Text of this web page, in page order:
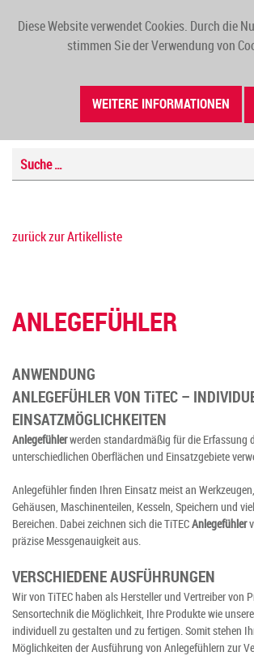
Diese Website verwendet Cookies. Durch die
stimmen Sie der Verwendung von
WEITERE INFORMATIONEN
zurück zur Artikelliste
ANLEGEFÜHLER
ANWENDUNG
ANLEGEFÜHLER VON TiTEC –
EINSATZMÖGLICHKEITEN
Anlegefühlerwerden standardmäßig für die Erfassung
unterschiedlichen Oberflächen und Einsatzgebiete
Anlegefühler finden Ihren Einsatz meist an
Gehäusen, Maschinenteilen, Kesseln, Speichern und
Bereichen. Dabei zeichnen sich die TiTECAnlegefühler
präzise Messgenauigkeit aus.
VERSCHIEDENE AUSFÜHRUNGEN
Wir von TiTEC haben als Hersteller und Vertreiber von
Sensortechnik die Möglichkeit, Ihre Produkte wie
individuell zu gestalten und zu fertigen. Somit stehen
Möglichkeiten der Ausführung von Anlegefühlern zur